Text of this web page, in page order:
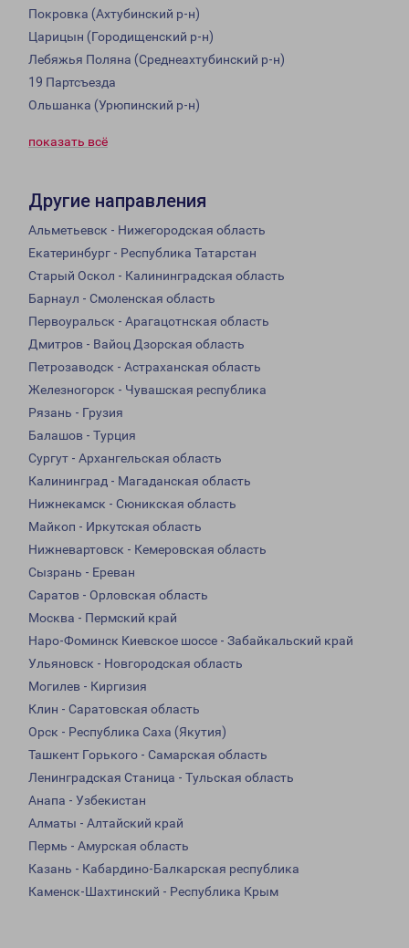
Покровка (Ахтубинский р-н)
Царицын (Городищенский р-н)
Лебяжья Поляна (Среднеахтубинский р-н)
19 Партсъезда
Ольшанка (Урюпинский р-н)
показать всё
Другие направления
Альметьевск - Нижегородская область
Екатеринбург - Республика Татарстан
Старый Оскол - Калининградская область
Барнаул - Смоленская область
Первоуральск - Арагацотнская область
Дмитров - Вайоц Дзорская область
Петрозаводск - Астраханская область
Железногорск - Чувашская республика
Рязань - Грузия
Балашов - Турция
Сургут - Архангельская область
Калининград - Магаданская область
Нижнекамск - Сюникская область
Майкоп - Иркутская область
Нижневартовск - Кемеровская область
Сызрань - Ереван
Саратов - Орловская область
Москва - Пермский край
Наро-Фоминск Киевское шоссе - Забайкальский край
Ульяновск - Новгородская область
Могилев - Киргизия
Клин - Саратовская область
Орск - Республика Саха (Якутия)
Ташкент Горького - Самарская область
Ленинградская Станица - Тульская область
Анапа - Узбекистан
Алматы - Алтайский край
Пермь - Амурская область
Казань - Кабардино-Балкарская республика
Каменск-Шахтинский - Республика Крым